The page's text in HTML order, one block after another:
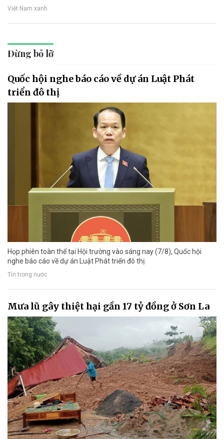
Việt Nam xanh
Đừng bỏ lỡ
Quốc hội nghe báo cáo về dự án Luật Phát
triển đô thị
Họp phiên toàn thể tại Hội trường vào sáng nay (7/8), Quốc hội
nghe báo cáo về dự án Luật Phát triển đô thị.
Tin trong nước
Mưa lũ gây thiệt hại gần 17 tỷ đồng ở Sơn La